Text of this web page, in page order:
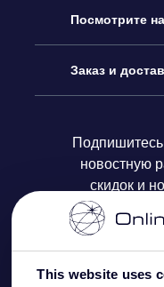
This website uses
Как с нами
Блог
Отзывы
Онлайн
Подарочный
Подарочная
Посмотрите
Звездный
One Million Stars
OSR Starsaver
Заказ и
Платежная
Информация
Политика
новостную
скидок и